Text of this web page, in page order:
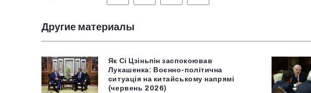
Другие материалы
Як Сі Цзіньпін заспокоював
Лукашенка: Воєнно-політична
ситуація на китайському напрямі
(червень 2026)